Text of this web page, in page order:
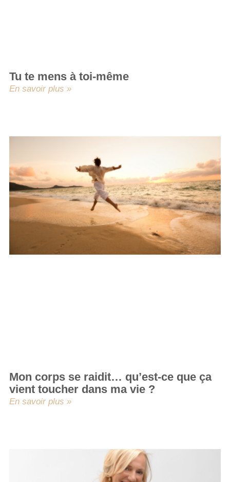
Tu te mens à toi-même
En savoir plus »
Mon corps se raidit… qu’est-ce que ça
vient toucher dans ma vie ?
En savoir plus »